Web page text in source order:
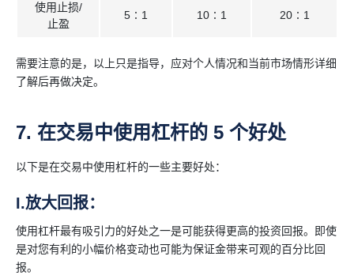
使用止损/
止盈
5∶1 10∶1 20∶1
需要注意的是，以上只是指导，应对个人情况和当前市场情形详细
了解后再做决定。
7. 在交易中使用杠杆的 5 个好处
以下是在交易中使用杠杆的一些主要好处：
I.放大回报：
使用杠杆最有吸引力的好处之一是可能获得更高的投资回报。即使
是对您有利的小幅价格变动也可能为保证金带来可观的百分比回
报。